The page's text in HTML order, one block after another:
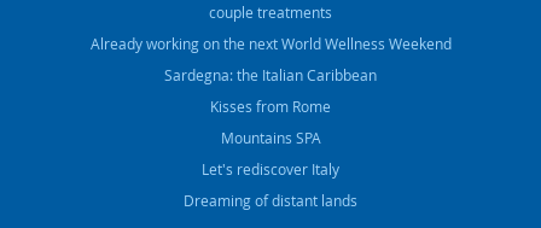
couple treatments
Already working on the next World Wellness Weekend
Sardegna: the Italian Caribbean
Kisses from Rome
Mountains SPA
Let's rediscover Italy
Dreaming of distant lands